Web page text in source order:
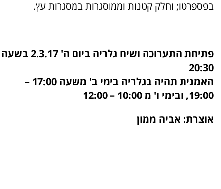
בפספרטו; וחלק קטנות וממוסגרות במסגרות עץ.
פתיחת התערוכה ושיח גלריה ביום ה' 2.3.17 בשעה
20:30
האמנית תהיה בגלריה בימי ב' משעה 17:00 –
19:00, ובימי ו' מ 10:00 – 12:00
אוצרת: אביה ממון